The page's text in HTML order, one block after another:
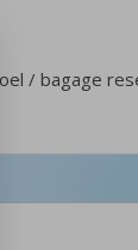
/ bagage